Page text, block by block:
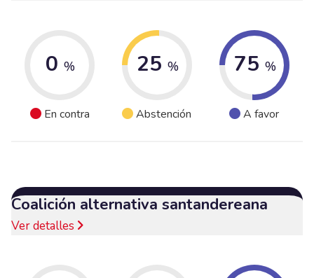
0 %
En contra
25 %
Abstención
75 %
A favor
Coalición alternativa santandereana
Ver detalles